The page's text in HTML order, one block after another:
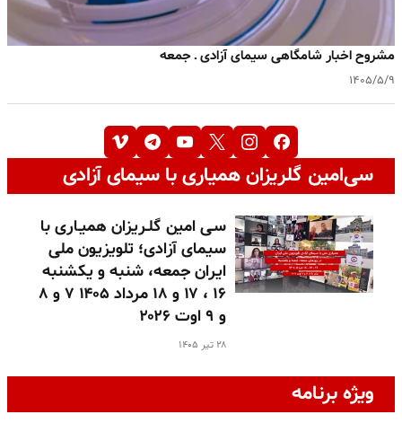
مشروح اخبار شامگاهی سیمای آزادی ـ جمعه
۱۴۰۵/۵/۹
سی‌امین گلریزان همیاری با سیمای آزادی
سـی امین گلـریزان همیـاری با
سیمای آزادی؛ تلویزیون ملی
ایران جمعه، شنبه و یکشنبه
۱۶ ، ۱۷ و ۱۸ مرداد ۱۴۰۵ ۷ و ۸
و ۹ اوت ۲۰۲۶
۲۸ تیر ۱۴۰۵
ویژه برنامه